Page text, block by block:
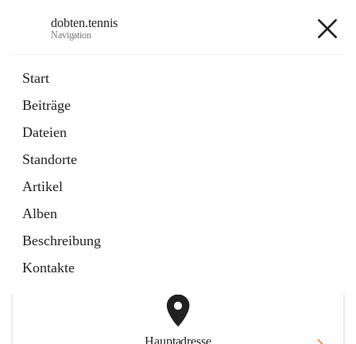
dobten.tennis
Navigation
Start
Beiträge
Dateien
Standorte
Artikel
Alben
Beschreibung
Kontakte
Externe Webseite
in
Tab
Online-Reservierung
Externe Webseite
öffnet
in
neuem
Tab
Hauptadresse